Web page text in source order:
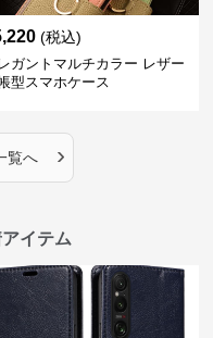
(税込)
ガントマルチカラー レザー
型スマホケース
覧へ ›
イテム